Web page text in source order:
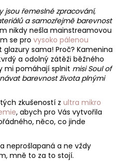
jsou řemeslné zpracování,
a samozřejmě barevnost
nikdy nešla mainstreamovou
se pro vysoko pálenou
sama! Proč? Kamenina
a odolný zátěži běžného
mi pomáhají splnit misi Soul of
barevnost života plnými
zkušeností z ultra mikro
, abych pro Vás vytvořila
něco, co jinde
neprošlapaná a ne vždy
mně to za to stojí.